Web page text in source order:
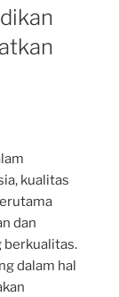
kualitas
dan
berkualitas.
dalam hal